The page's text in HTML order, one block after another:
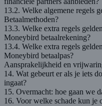
13.2. Welke algemene regels
Betaalmethoden?
13.3. Welke extra regels
Moneybird betaalrekening?
13.4. Welke extra regels
Moneybird betaalpas?
Aansprakelijkheid en
14. Wat gebeurt er als je iets
ingaat?
15. Overmacht: hoe gaan we
16. Voor welke schade kun je